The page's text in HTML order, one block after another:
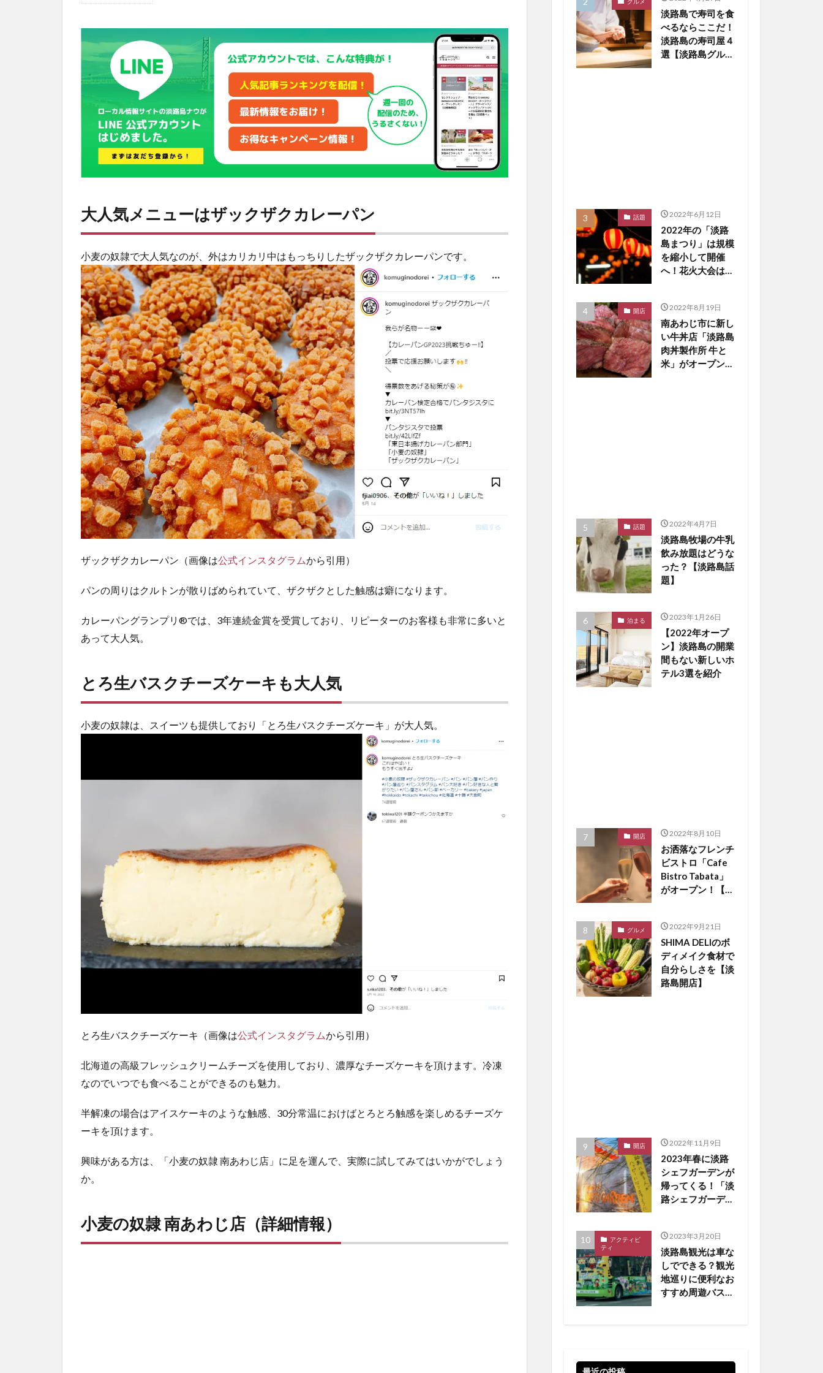
人
メ
ュ
は
ザ
ッ
ク
ク
カ
パ
ン
2
と
ろ
生
バ
ス
ク
チ
ー
ズ
ケ
ー
キ
も
大
人
気
3
小麦
の奴
隷
南あ
店
細情
大人気メニューはザックザクカレーパン
小麦の奴隷で大人気なのが、外はカリカリ中はもっちりしたザックザクカレーパンです。
ザックザクカレーパン（画像は公式インスタグラムから引用）
パンの周りはクルトンが散りばめられていて、ザクザクとした触感は癖になります。
カレーパングランプリ®では、3年連続金賞を受賞しており、リピーターのお客様も非常に多いと
あって大人気。
とろ生バスクチーズケーキも大人気
小麦の奴隷は、スイーツも提供しており「とろ生バスクチーズケーキ」が大人気。
とろ生バスクチーズケーキ（画像は公式インスタグラムから引用）
北海道の高級フレッシュクリームチーズを使用しており、濃厚なチーズケーキを頂けます。冷凍
なのでいつでも食べることができるのも魅力。
半解凍の場合はアイスケーキのような触感、30分常温におけばとろとろ触感を楽しめるチーズケ
ーキを頂けます。
興味がある方は、「小麦の奴隷 南あわじ店」に足を運んで、実際に試してみてはいかがでしょう
か。
小麦の奴隷 南あわじ店（詳細情報）
淡路島で寿司を食
べるならここだ！
淡路島の寿司屋４
選【淡路島グルメ
話題 2022年6月12日
2022年の「淡路
島まつり」は規模
を縮小して開催
へ！花火大会は中
開店 2022年8月19日
南あわじ市に新し
い牛丼店「淡路島
肉丼製作所 牛と
米」がオープン
話題 2022年4月7日
淡路島牧場の牛乳
飲み放題はどうな
った？【淡路島話
題】
泊まる 2023年1月26日
【2022年オープ
ン】淡路島の開業
間もない新しいホ
テル3選を紹介
開店 2022年8月10日
お洒落なフレンチ
ビストロ「Cafe
Bistro Tabata」
がオープン！【淡
グルメ 2022年9月21日
SHIMA DELIのボ
ディメイク食材で
自分らしさを【淡
路島開店】
開店 2022年11月9日
2023年春に淡路
シェフガーデンが
帰ってくる！「淡
路シェフガーデン
アクティビ
ティ
2023年3月20日
淡路島観光は車な
しでできる？観光
地巡りに便利なお
すすめ周遊バスを